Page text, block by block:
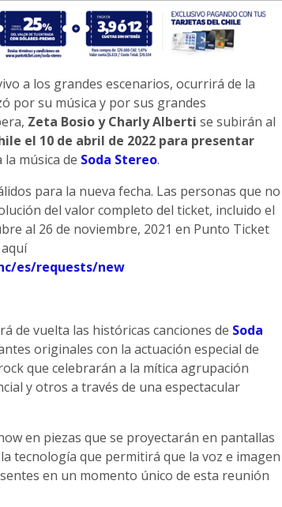
a los grandes escenarios, ocurrirá de la
por su música y por sus grandes
Zeta Bosio y Charly Alberti se subirán al
el 10 de abril de 2022 para presentar
música de Soda Stereo.
para la nueva fecha. Las personas que no
del valor completo del ticket, incluido el
al 26 de noviembre, 2021 en Punto Ticket
es/requests/new
de vuelta las históricas canciones de Soda
originales con la actuación especial de
que celebrarán a la mítica agrupación
y otros a través de una espectacular
en piezas que se proyectarán en pantallas
tecnología que permitirá que la voz e imagen
en un momento único de esta reunión